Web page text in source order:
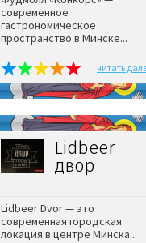
современное
гастрономическое
пространство в Минске...
читать
Lidbeer
двор
Lidbeer Dvor — это
современная городская
локация в центре Минска...